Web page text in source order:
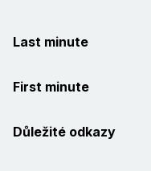
Last minute
First minute
Důležité odkazy